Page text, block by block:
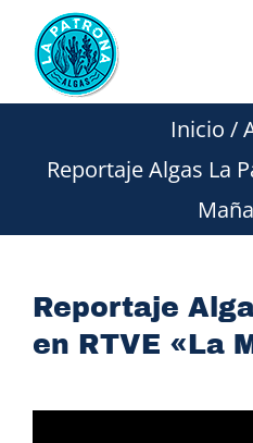
contenido
Inicio /
Reportaje Algas La
Reportaje
en RTVE «La